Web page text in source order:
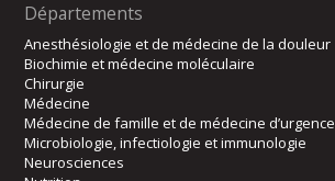
Départements
Anesthésiologie et de médecine de la douleur
Biochimie et médecine moléculaire
Chirurgie
Médecine
Médecine de famille et de médecine d’urgence
Microbiologie, infectiologie et immunologie
Neurosciences